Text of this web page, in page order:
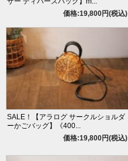
価格:19,800円(税込)
SALE！【アラログ サークルショルダ
ーかごバッグ】《400...
価格:19,800円(税込)